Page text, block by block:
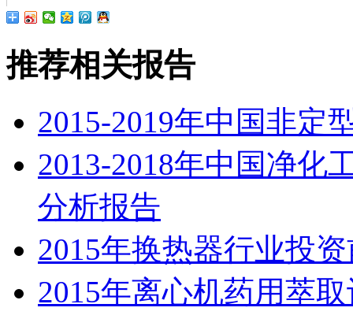
推荐相关报告
2015-2019年中国非定
2013-2018年中国净化
分析报告
2015年换热器行业投
2015年离心机药用萃